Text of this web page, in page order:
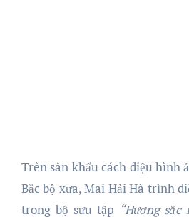
Trên sân khấu cách điệu hình
Bắc bộ xưa, Mai Hải Hà trình
trong bộ sưu tập “Hương